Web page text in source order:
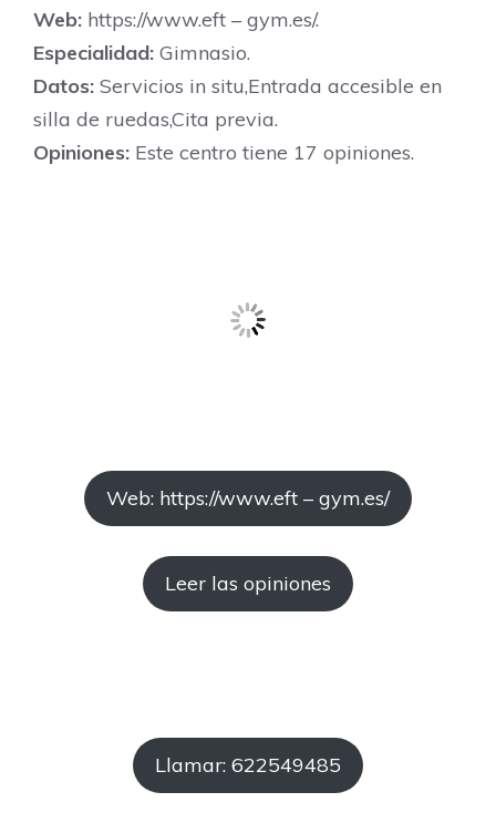
Web: https://www.eft – gym.es/.
Especialidad: Gimnasio.
Datos: Servicios in situ,Entrada accesible en
silla de ruedas,Cita previa.
Opiniones: Este centro tiene 17 opiniones.
Web: https://www.eft – gym.es/
Leer las opiniones
Llamar: 622549485